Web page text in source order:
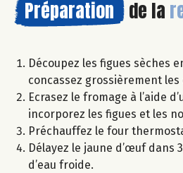
Préparation de la
Découpez les figues sèches
concassez grossièrement
Ecrasez le fromage à l’aide
incorporez les figues et les
Préchauffez le four
Délayez le jaune d’œuf dans
d’eau froide.